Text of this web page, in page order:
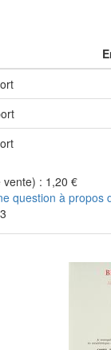
vente) : 1,20 €
question à propos